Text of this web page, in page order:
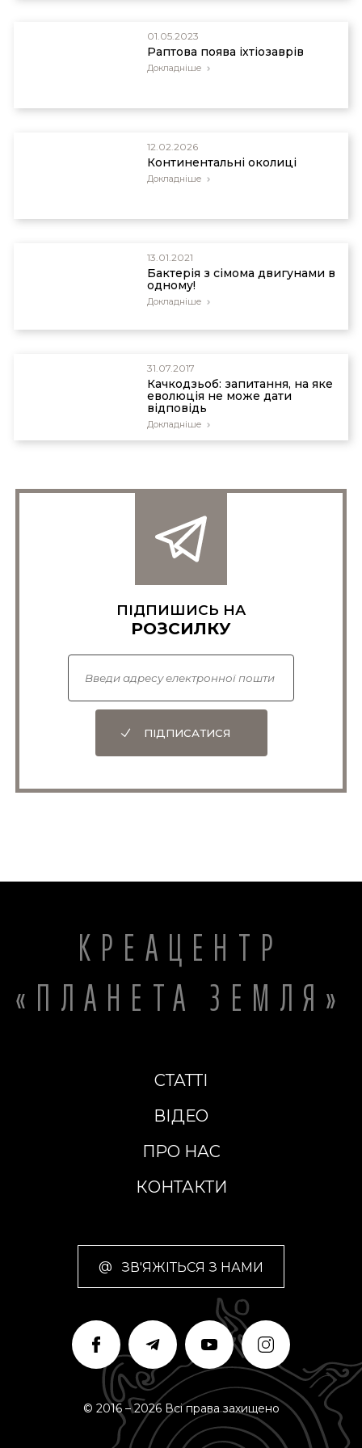
01.05.2023
Раптова поява іхтіозаврів
Докладніше
12.02.2026
Континентальні околиці
Докладніше
13.01.2021
Бактерія з сімома двигунами в
одному!
Докладніше
31.07.2017
Качкодзьоб: запитання, на яке
еволюція не може дати
відповідь
Докладніше
ПІДПИШИСЬ НА
РОЗСИЛКУ
ПІДПИСАТИСЯ
КРЕАЦЕНТР
«ПЛАНЕТА ЗЕМЛЯ»
СТАТТІ
ВІДЕО
ПРО НАС
КОНТАКТИ
@ ЗВ'ЯЖІТЬСЯ З НАМИ
© 2016 – 2026 Всі права захищено